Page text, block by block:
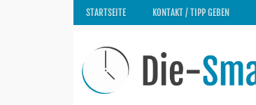
STARTSEITE KONTAKT / TIPP GEBEN